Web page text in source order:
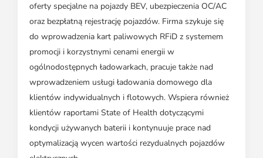
oferty specjalne na pojazdy BEV, ubezpieczenia OC/AC
oraz bezpłatną rejestrację pojazdów. Firma szykuje się
do wprowadzenia kart paliwowych RFiD z systemem
promocji i korzystnymi cenami energii w
ogólnodostępnych ładowarkach, pracuje także nad
wprowadzeniem usługi ładowania domowego dla
klientów indywidualnych i flotowych. Wspiera również
klientów raportami State of Health dotyczącymi
kondycji używanych baterii i kontynuuje prace nad
optymalizacją wycen wartości rezydualnych pojazdów